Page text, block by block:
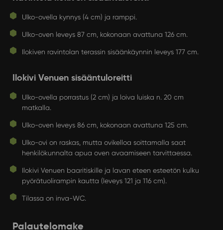
Ulko-ovella kynnys (4 cm) ja ramppi.
Ulko-oven leveys 87 cm, kokonaan avattuna 126 cm.
Ilokiven ravintolan terassin sisäänkäynnin leveys 177 cm.
Ilokivi Venuen sisääntuloreitti
Ulko-ovella porrastus (2 cm) ja loiva luiska n. 20 cm
matkalla.
Ulko-oven leveys 86 cm, kokonaan avattuna 125 cm.
Ulko-ovi on raskas, mutta ovikelloa soittamalla saat
henkilökunnalta apua oven avaamiseen tarvittaessa.
Ilokivi Venuen baaritiskille ja lavan eteen esteetön kulku
pyörätuolirampin kautta (leveys 121 ja 116 cm).
Tilassa on inva-WC.
Palautelomake